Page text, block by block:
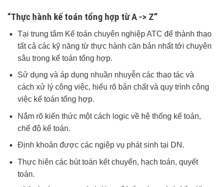
“Thực hành kế toán tổng hợp từ A -> Z”
Tại trung tâm Kế toán chuyên nghiệp ATC để thành thạo
tất cả các kỹ năng từ thực hành căn bản nhất tới chuyên
sâu trong kế toán tổng hợp.
Sử dụng và áp dụng nhuần nhuyễn các thao tác và
cách xử lý công việc, hiểu rõ bản chất và quy trình công
việc kế toán tổng hợp.
Nắm rõ kiến thức một cách logic về hệ thống kế toán,
chế độ kế toán.
Định khoản được các ngiệp vụ phát sinh tại DN.
Thực hiện các bút toán kết chuyển, hạch toán, quyết
toán.